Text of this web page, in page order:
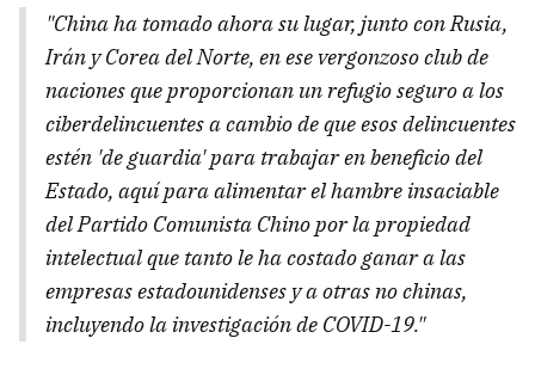
"China ha tomado ahora su lugar, junto con Rusia,
Irán y Corea del Norte, en ese vergonzoso club de
naciones que proporcionan un refugio seguro a los
ciberdelincuentes a cambio de que esos delincuentes
estén 'de guardia' para trabajar en beneficio del
Estado, aquí para alimentar el hambre insaciable
del Partido Comunista Chino por la propiedad
intelectual que tanto le ha costado ganar a las
empresas estadounidenses y a otras no chinas,
incluyendo la investigación de COVID-19."